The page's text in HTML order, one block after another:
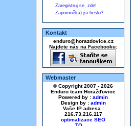
Zaregistruj se, zde!
Zapomněl(a) jsi heslo?
Kontakt
enduro@horazdovice.cz
Najdete nás na Facebooku:
Webmaster
© Copyright 2007 - 2026
Enduro team Horažďovice
Powered by : admin
Design by : admin
Vaše IP adresa :
216.73.216.117
optimalizace SEO